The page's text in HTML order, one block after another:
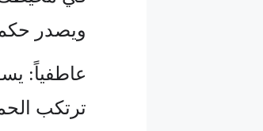
ويصدر
عاطفياً:
ترتكب